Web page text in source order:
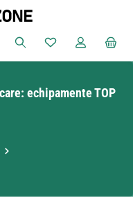
Aveți 0 articole
echipamente TOP